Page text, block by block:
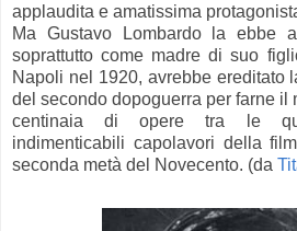
applaudita e amatissima
Ma Gustavo Lombardo la ebbe
soprattutto come madre di suo
Napoli nel 1920, avrebbe ereditato
del secondo dopoguerra per farne il
centinaia di opere tra le
indimenticabili capolavori della
seconda metà del Novecento. (da